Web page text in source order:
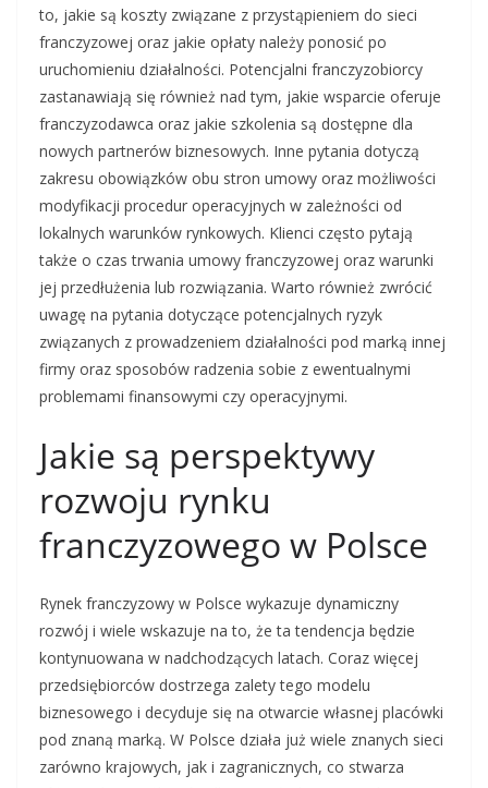
to, jakie są koszty związane z przystąpieniem do sieci
franczyzowej oraz jakie opłaty należy ponosić po
uruchomieniu działalności. Potencjalni franczyzobiorcy
zastanawiają się również nad tym, jakie wsparcie oferuje
franczyzodawca oraz jakie szkolenia są dostępne dla
nowych partnerów biznesowych. Inne pytania dotyczą
zakresu obowiązków obu stron umowy oraz możliwości
modyfikacji procedur operacyjnych w zależności od
lokalnych warunków rynkowych. Klienci często pytają
także o czas trwania umowy franczyzowej oraz warunki
jej przedłużenia lub rozwiązania. Warto również zwrócić
uwagę na pytania dotyczące potencjalnych ryzyk
związanych z prowadzeniem działalności pod marką innej
firmy oraz sposobów radzenia sobie z ewentualnymi
problemami finansowymi czy operacyjnymi.
Jakie są perspektywy
rozwoju rynku
franczyzowego w Polsce
Rynek franczyzowy w Polsce wykazuje dynamiczny
rozwój i wiele wskazuje na to, że ta tendencja będzie
kontynuowana w nadchodzących latach. Coraz więcej
przedsiębiorców dostrzega zalety tego modelu
biznesowego i decyduje się na otwarcie własnej placówki
pod znaną marką. W Polsce działa już wiele znanych sieci
zarówno krajowych, jak i zagranicznych, co stwarza